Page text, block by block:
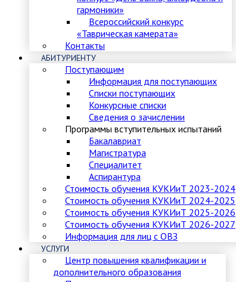
гармоники»
Всероссийский конкурс
«Таврическая камерата»
Контакты
АБИТУРИЕНТУ
Поступающим
Информация для поступающих
Списки поступающих
Конкурсные списки
Сведения о зачислении
Программы вступительных испытаний
Бакалавриат
Магистратура
Специалитет
Аспирантура
Стоимость обучения КУКИиТ 2023-2024
Стоимость обучения КУКИиТ 2024-2025
Стоимость обучения КУКИиТ 2025-2026
Стоимость обучения КУКИиТ 2026-2027
Информация для лиц с ОВЗ
УСЛУГИ
Центр повышения квалификации и
дополнительного образования